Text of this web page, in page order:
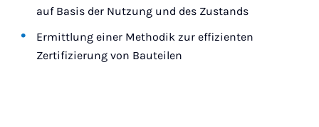
auf Basis der Nutzung und des Zustands
Ermittlung einer Methodik zur effizienten
Zertifizierung von Bauteilen